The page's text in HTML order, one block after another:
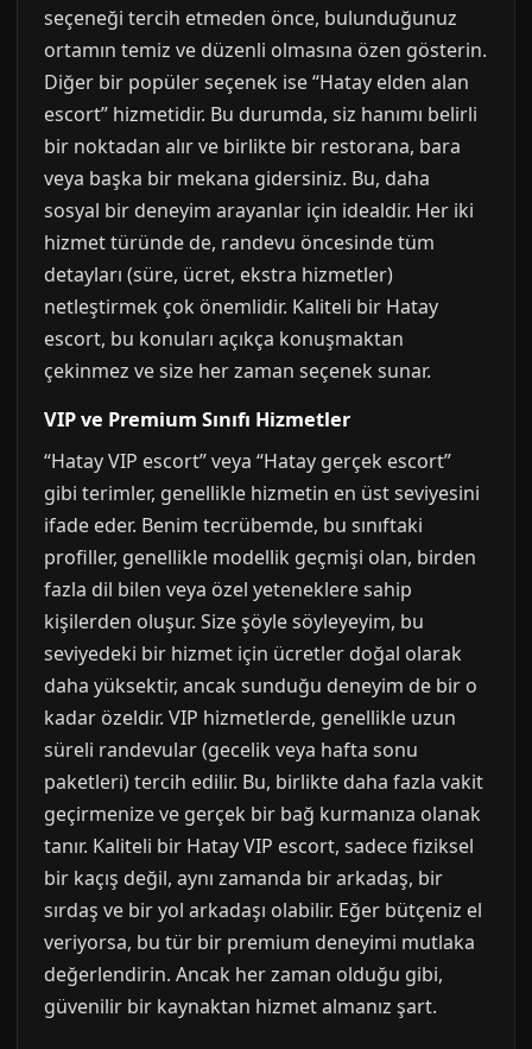
seçeneği tercih etmeden önce, bulunduğunuz
ortamın temiz ve düzenli olmasına özen gösterin.
Diğer bir popüler seçenek ise “Hatay elden alan
escort” hizmetidir. Bu durumda, siz hanımı belirli
bir noktadan alır ve birlikte bir restorana, bara
veya başka bir mekana gidersiniz. Bu, daha
sosyal bir deneyim arayanlar için idealdir. Her iki
hizmet türünde de, randevu öncesinde tüm
detayları (süre, ücret, ekstra hizmetler)
netleştirmek çok önemlidir. Kaliteli bir Hatay
escort, bu konuları açıkça konuşmaktan
çekinmez ve size her zaman seçenek sunar.
VIP ve Premium Sınıfı Hizmetler
“Hatay VIP escort” veya “Hatay gerçek escort”
gibi terimler, genellikle hizmetin en üst seviyesini
ifade eder. Benim tecrübemde, bu sınıftaki
profiller, genellikle modellik geçmişi olan, birden
fazla dil bilen veya özel yeteneklere sahip
kişilerden oluşur. Size şöyle söyleyeyim, bu
seviyedeki bir hizmet için ücretler doğal olarak
daha yüksektir, ancak sunduğu deneyim de bir o
kadar özeldir. VIP hizmetlerde, genellikle uzun
süreli randevular (gecelik veya hafta sonu
paketleri) tercih edilir. Bu, birlikte daha fazla vakit
geçirmenize ve gerçek bir bağ kurmanıza olanak
tanır. Kaliteli bir Hatay VIP escort, sadece fiziksel
bir kaçış değil, aynı zamanda bir arkadaş, bir
sırdaş ve bir yol arkadaşı olabilir. Eğer bütçeniz el
veriyorsa, bu tür bir premium deneyimi mutlaka
değerlendirin. Ancak her zaman olduğu gibi,
güvenilir bir kaynaktan hizmet almanız şart.